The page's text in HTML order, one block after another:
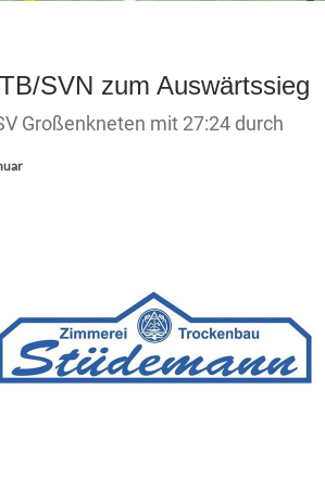
SVN zum Auswärtssieg
Großenkneten mit 27:24 durch